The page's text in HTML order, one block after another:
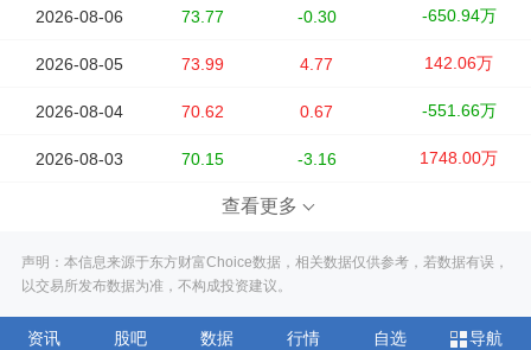
2026-08-06 73.77 -0.30 -650.94万
2026-08-05 73.99 4.77 142.06万
2026-08-04 70.62 0.67 -551.66万
2026-08-03 70.15 -3.16 1748.00万
查看更多
声明：本信息来源于东方财富Choice数据，相关数据仅供参考，若数据有误，
以交易所发布数据为准，不构成投资建议。
资讯 股吧 数据 行情 自选 导航